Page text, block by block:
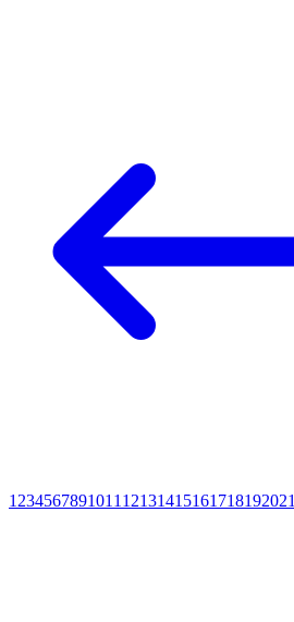
1 234567891011 12131415161718192021